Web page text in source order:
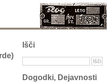
Išči
Dogodki, Dejavnosti